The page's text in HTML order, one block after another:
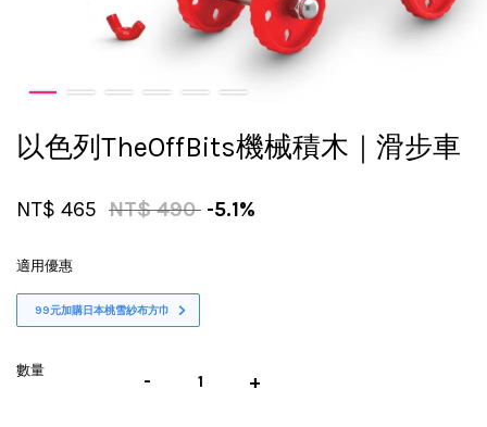
以色列TheOffBits機械積木｜滑步車
NT$ 465 NT$ 490 -5.1%
適用優惠
99元加購日本桃雪紗布方巾
數量 - +